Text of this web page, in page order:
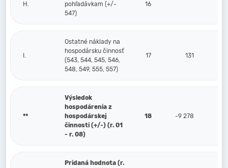
H.
pohľadávkam (+/-
547)
16
I.
Ostatné náklady na
hospodársku činnosť
(543, 544, 545, 546,
548, 549, 555, 557)
17 131
**
Výsledok
hospodárenia z
hospodárskej
činnosti (+/-) (r. 01
- r. 08)
18 -9 278
Pridaná hodnota (r.